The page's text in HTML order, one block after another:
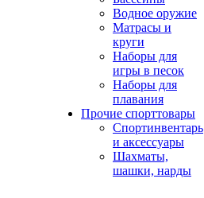
Водное оружие
Матрасы и
круги
Наборы для
игры в песок
Наборы для
плавания
Прочие спорттовары
Спортинвентарь
и аксессуары
Шахматы,
шашки, нарды